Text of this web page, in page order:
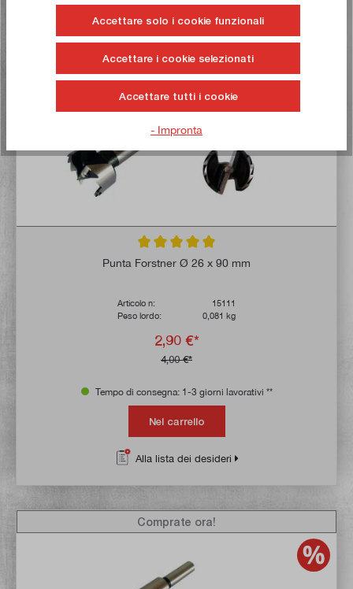
Valutazione media di 5 su 5 stelle
Punta Forstner Ø 26 x 90 mm
Articolo n:
15111
Peso lordo:
0,081 kg
2,90 €*
4,00 €*
Comprate ora!
Tempo di consegna: 1-3 giorni lavorativi **
Nel carrello
Alla lista dei desideri
Comprate ora!
Accettare solo i cookie funzionali
Accettare i cookie selezionati
Accettare tutti i cookie
- Impronta